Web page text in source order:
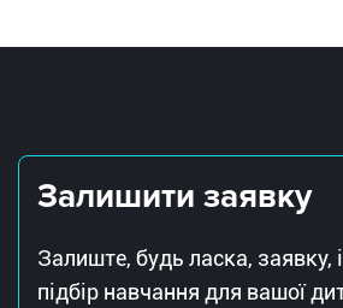
Залишити заявку
Залиште, будь ласка, заявку,
підбір навчання для вашої